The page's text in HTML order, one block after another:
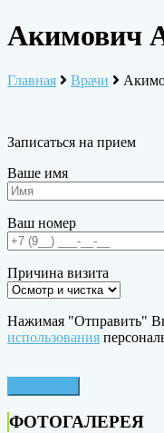
Акимович
Главная Врачи
Записаться на прием
Ваше имя
Ваш номер
Причина визита
Нажимая "Отправить"
использования
ФОТОГАЛЕРЕЯ